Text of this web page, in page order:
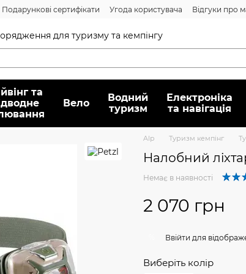
Подарункові сертифікати Угода користувача
Відгуки про
для туризму та кемпінгу
та
Вело
Водний
туризм
Електроніка
та навігація
Alp Туризм кемпінг
Налобний
Немає в наявності
2 070 грн
Ввійти для
Виберіть колір